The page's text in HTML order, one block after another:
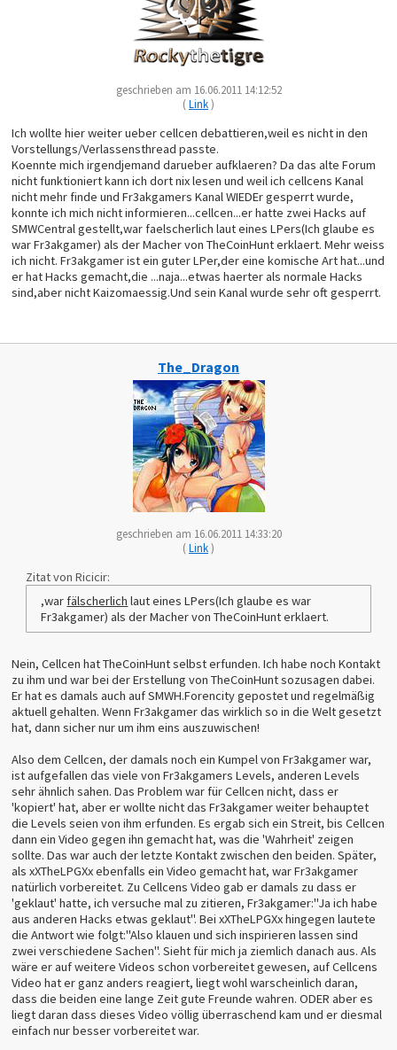
geschrieben am 16.06.2011 14:12:52
(Link)
Ich wollte hier weiter ueber cellcen debattieren,weil es nicht in den
Vorstellungs/Verlassensthread passte.
Koennte mich irgendjemand darueber aufklaeren? Da das alte Forum
nicht funktioniert kann ich dort nix lesen und weil ich cellcens Kanal
nicht mehr finde und Fr3akgamers Kanal WIEDEr gesperrt wurde,
konnte ich mich nicht informieren...cellcen...er hatte zwei Hacks auf
SMWCentral gestellt,war faelscherlich laut eines LPers(Ich glaube es
war Fr3akgamer) als der Macher von TheCoinHunt erklaert. Mehr weiss
ich nicht. Fr3akgamer ist ein guter LPer,der eine komische Art hat...und
er hat Hacks gemacht,die ...naja...etwas haerter als normale Hacks
sind,aber nicht Kaizomaessig.Und sein Kanal wurde sehr oft gesperrt.
The_Dragon
geschrieben am 16.06.2011 14:33:20
(Link)
Zitat von Ricicir:
,warfälscherlich laut eines LPers(Ich glaube es war
Fr3akgamer) als der Macher von TheCoinHunt erklaert.
Nein, Cellcen hat TheCoinHunt selbst erfunden. Ich habe noch Kontakt
zu ihm und war bei der Erstellung von TheCoinHunt sozusagen dabei.
Er hat es damals auch auf SMWH.Forencity gepostet und regelmäßig
aktuell gehalten. Wenn Fr3akgamer das wirklich so in die Welt gesetzt
hat, dann sicher nur um ihm eins auszuwischen!
Also dem Cellcen, der damals noch ein Kumpel von Fr3akgamer war,
ist aufgefallen das viele von Fr3akgamers Levels, anderen Levels
sehr ähnlich sahen. Das Problem war für Cellcen nicht, dass er
'kopiert' hat, aber er wollte nicht das Fr3akgamer weiter behauptet
die Levels seien von ihm erfunden. Es ergab sich ein Streit, bis Cellcen
dann ein Video gegen ihn gemacht hat, was die 'Wahrheit' zeigen
sollte. Das war auch der letzte Kontakt zwischen den beiden. Später,
als xXTheLPGXx ebenfalls ein Video gemacht hat, war Fr3akgamer
natürlich vorbereitet. Zu Cellcens Video gab er damals zu dass er
'geklaut' hatte, ich versuche mal zu zitieren, Fr3akgamer:"Ja ich habe
aus anderen Hacks etwas geklaut". Bei xXTheLPGXx hingegen lautete
die Antwort wie folgt:"Also klauen und sich inspirieren lassen sind
zwei verschiedene Sachen". Sieht für mich ja ziemlich danach aus. Als
wäre er auf weitere Videos schon vorbereitet gewesen, auf Cellcens
Video hat er ganz anders reagiert, liegt wohl warscheinlich daran,
dass die beiden eine lange Zeit gute Freunde wahren. ODER aber es
liegt daran dass dieses Video völlig überraschend kam und er diesmal
einfach nur besser vorbereitet war.